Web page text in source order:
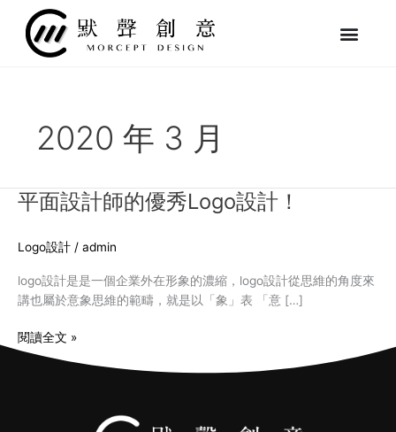
2020 年 3 月
平面設計師的優秀Logo設計！
Logo設計 / admin
logo設計是是一個企業外在形象的濃縮，logo設計從思維的角度來
講也屬於意象思維的範疇，就是以「象」表 「意 […]
平
計
師
的
秀
Logo
閱讀全文 »